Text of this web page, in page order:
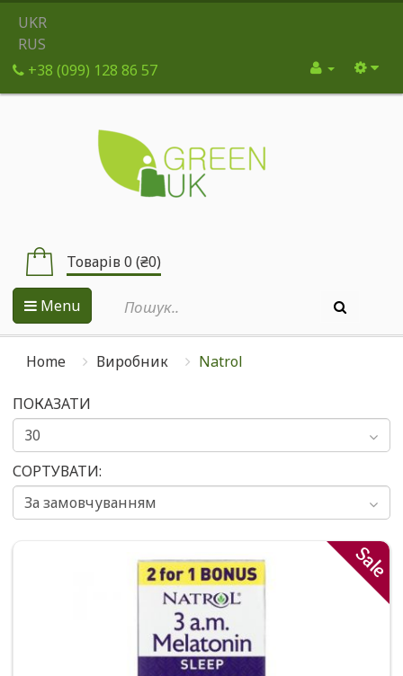
UKR
RUS
+38 (099) 128 86 57
Товарів 0 (₴0)
Menu
Home Виробник Natrol
ПОКАЗАТИ
СОРТУВАТИ:
Sale